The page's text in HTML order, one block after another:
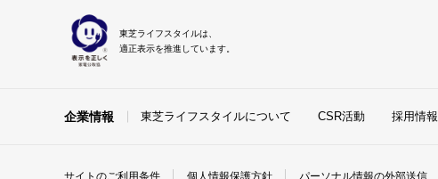
東芝ライフスタイルは、
適正表示を推進しています。
企業情報 東芝ライフスタイルについて CSR活動 採用情報